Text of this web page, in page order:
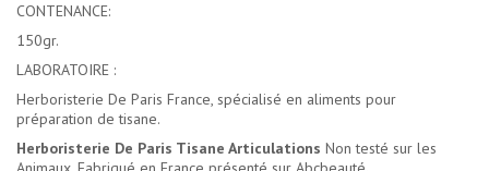
CONTENANCE:
150gr.
LABORATOIRE :
Herboristerie De Paris France, spécialisé en aliments pour
préparation de tisane.
Herboristerie De Paris Tisane Articulations Non testé sur les